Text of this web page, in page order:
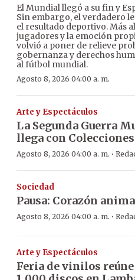
El Mundial llegó a su fin y
Sin embargo, el verdadero
el resultado deportivo. Más
jugadores y la emoción
volvió a poner de relieve
gobernanza y derechos
al fútbol mundial.
Agosto 8, 2026 04:00 a. m.
Arte y Espectáculos
La Segunda Guerra
llega con
Agosto 8, 2026 04:00 a. m. ·
Sociedad
Pausa: Corazón
Agosto 8, 2026 04:00 a. m. ·
Arte y Espectáculos
Feria de vinilos